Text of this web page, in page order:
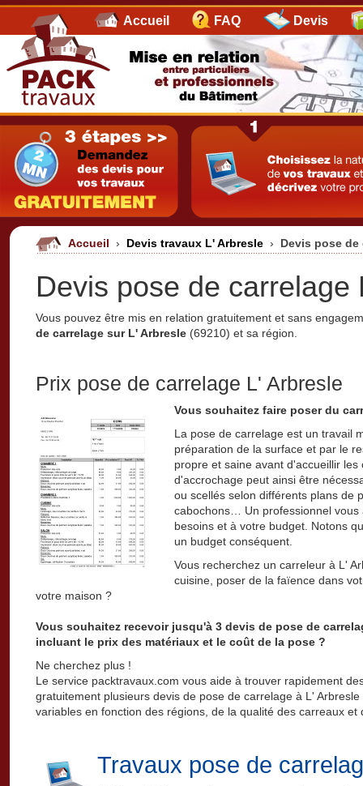
Accueil FAQ Devis
Accueil › Devis travaux L' Arbresle › Devis pose de
Devis pose de carrelage
Vous pouvez être mis en relation gratuitement et sans
de carrelage sur L' Arbresle (69210) et sa région.
Prix pose de carrelage L' Arbresle
Vous souhaitez faire poser du
La pose de carrelage est un travail
préparation de la surface et par le
propre et saine avant d'accueillir
d'accrochage peut ainsi être
ou scellés selon différents plans de
cabochons… Un professionnel
besoins et à votre budget. Notons
un budget conséquent.
Vous recherchez un carreleur à L'
cuisine, poser de la faïence dans
votre maison ?
Vous souhaitez recevoir jusqu'à 3 devis de pose de
incluant le prix des matériaux et le coût de la pose ?
Ne cherchez plus !
Le service packtravaux.com vous aide à trouver rapidement
gratuitement plusieurs devis de pose de carrelage à L'
variables en fonction des régions, de la qualité des carreaux et
Travaux pose de